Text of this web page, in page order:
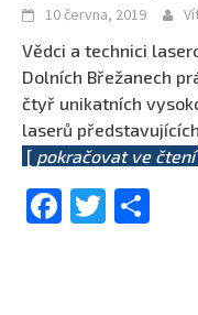
10 června, 2019
Vědci a technici
Dolních Břežanech
čtyř unikatních
laserů
[ pokračovat ve čtení
Facebook